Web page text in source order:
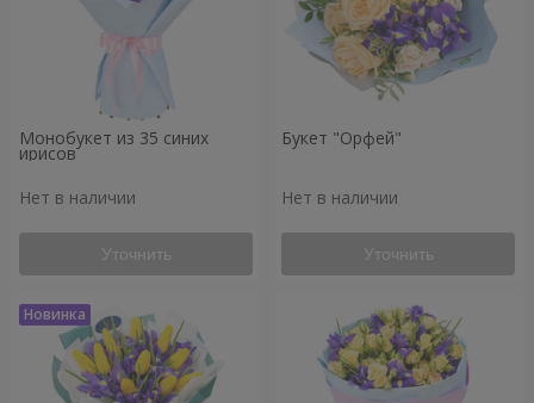
Монобукет из 35 синих
ирисов
Нет в наличии
Уточнить
Букет "Орфей"
Нет в наличии
Уточнить